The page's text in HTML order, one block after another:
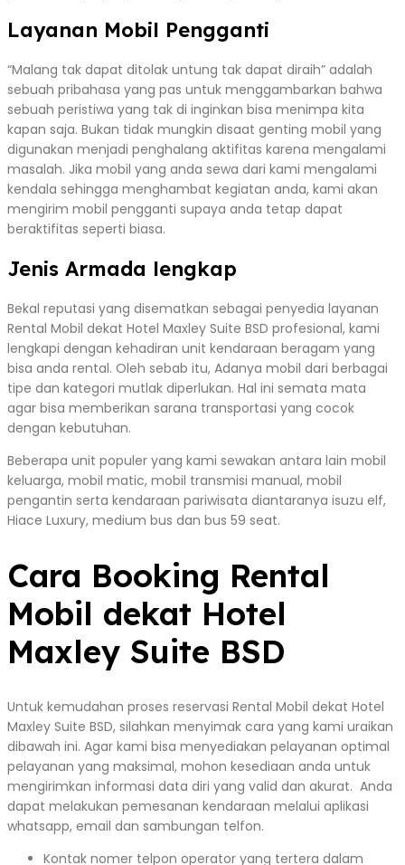
Layanan Mobil Pengganti
“Malang tak dapat ditolak untung tak dapat diraih” adalah
sebuah pribahasa yang pas untuk menggambarkan bahwa
sebuah peristiwa yang tak di inginkan bisa menimpa kita
kapan saja. Bukan tidak mungkin disaat genting mobil yang
digunakan menjadi penghalang aktifitas karena mengalami
masalah. Jika mobil yang anda sewa dari kami mengalami
kendala sehingga menghambat kegiatan anda, kami akan
mengirim mobil pengganti supaya anda tetap dapat
beraktifitas seperti biasa.
Jenis Armada lengkap
Bekal reputasi yang disematkan sebagai penyedia layanan
Rental Mobil dekat Hotel Maxley Suite BSD profesional, kami
lengkapi dengan kehadiran unit kendaraan beragam yang
bisa anda rental. Oleh sebab itu, Adanya mobil dari berbagai
tipe dan kategori mutlak diperlukan. Hal ini semata mata
agar bisa memberikan sarana transportasi yang cocok
dengan kebutuhan.
Beberapa unit populer yang kami sewakan antara lain mobil
keluarga, mobil matic, mobil transmisi manual, mobil
pengantin serta kendaraan pariwisata diantaranya isuzu elf,
Hiace Luxury, medium bus dan bus 59 seat.
Cara Booking Rental
Mobil dekat Hotel
Maxley Suite BSD
Untuk kemudahan proses reservasi Rental Mobil dekat Hotel
Maxley Suite BSD, silahkan menyimak cara yang kami uraikan
dibawah ini. Agar kami bisa menyediakan pelayanan optimal
pelayanan yang maksimal, mohon kesediaan anda untuk
mengirimkan informasi data diri yang valid dan akurat. Anda
dapat melakukan pemesanan kendaraan melalui aplikasi
whatsapp, email dan sambungan telfon.
Kontak nomer telpon operator yang tertera dalam